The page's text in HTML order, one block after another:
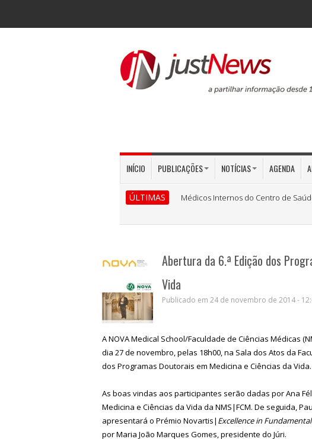
INÍCIO PUBLICAÇÕES NOTÍCIAS AGENDA
ÚLTIMAS Médicos Internos do Centro de
Abertura da 6.ª Edição dos
Vida
Publicado em 24 de novembro de 2014 -
A NOVA Medical School/Faculdade de Ciências Médicas
dia 27 de novembro, pelas 18h00, na Sala dos Atos da
dos Programas Doutorais em Medicina e Ciências da Vida.
As boas vindas aos participantes serão dadas por Ana
Medicina e Ciências da Vida da NMS|FCM. De seguida,
apresentará o Prémio Novartis| Excellence in
por Maria João Marques Gomes, presidente do Júri.